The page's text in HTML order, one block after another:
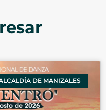
DE MANIZALES